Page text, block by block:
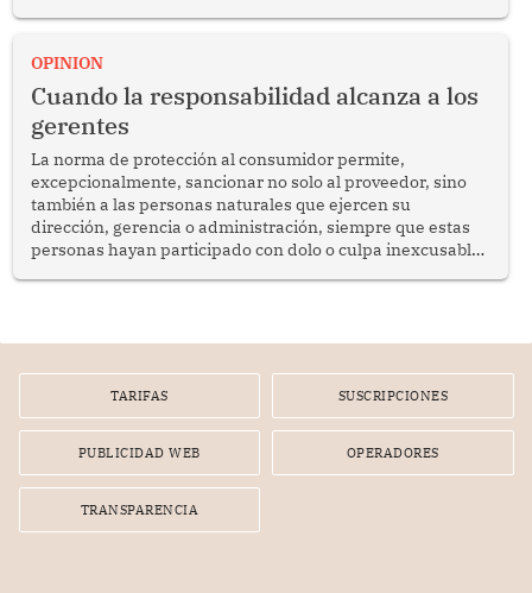
enfrenta desafíos en materia de desarrollo, cohesión
OPINION
Cuando la responsabilidad alcanza a los
gerentes
La norma de protección al consumidor permite,
excepcionalmente, sancionar no solo al proveedor, sino
también a las personas naturales que ejercen su
dirección, gerencia o administración, siempre que estas
personas hayan participado con dolo o culpa inexcusable
por la frustrada realización de un meet and greet con
TARIFAS SUSCRIPCIONES
PUBLICIDAD WEB OPERADORES
TRANSPARENCIA